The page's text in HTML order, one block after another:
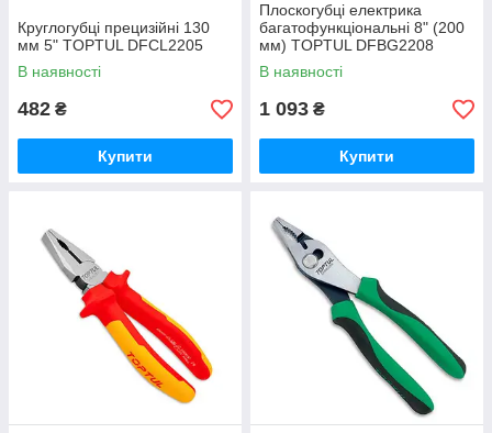
Круглогубці прецизійні 130
мм 5" TOPTUL DFCL2205
В наявності
482 ₴
Купити
Плоскогубці електрика
багатофункціональні 8" (200
мм) TOPTUL DFBG2208
В наявності
1 093 ₴
Купити